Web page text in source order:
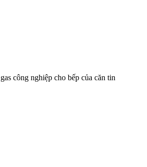
công nghiệp cho bếp của căn tin